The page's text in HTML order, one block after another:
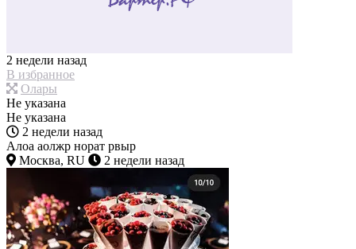
2 недели назад
В избранное
Олары
Не указана
Не указана
2 недели назад
Алоа аолжр норат рвыр
Москва, RU
2 недели назад